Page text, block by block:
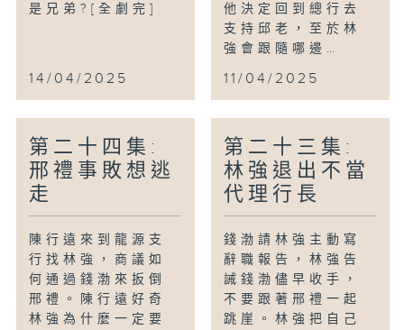
是兄弟?[全劇完]
14/04/2025
他決定回到總行去
支持邱老，至於林
強會跟隨哪邊…
11/04/2025
第二十四集:
邢禮事敗想逃
走
陳行遠來到龍源支
行找林強，商議如
何通過錢渤來扳倒
邢禮。陳行遠好奇
林強為什麼一定要
第二十三集:
林強退出不當
代理行長
錢渤請林強主動寫
辭職報告，林強告
誡錢渤儘早收手，
不要跟著邢禮一起
跳崖。林強把自己